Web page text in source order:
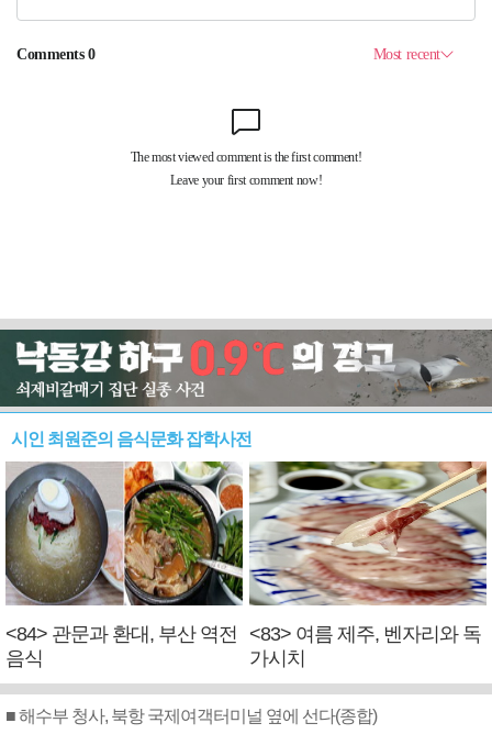
시인 최원준의 음식문화 잡학사전
<84> 관문과 환대, 부산 역전
음식
<83> 여름 제주, 벤자리와 독
가시치
■ 해수부 청사, 북항 국제여객터미널 옆에 선다(종합)